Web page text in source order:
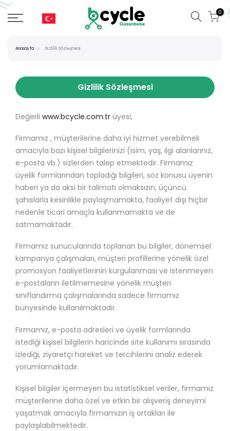
0
Anasayfa Gizlilik Sözleşmesi
Gizlilik Sözleşmesi
Değerli www.bcycle.com.tr üyesi,
Firmamız , müşterilerine daha iyi hizmet verebilmek
amacıyla bazı kişisel bilgilerinizi (isim, yaş, ilgi alanlarınız,
e-posta vb.) sizlerden talep etmektedir. Firmamız
üyelik formlarından topladığı bilgileri, söz konusu üyenin
haberi ya da aksi bir talimatı olmaksızın, üçüncü
şahıslarla kesinlikle paylaşmamakta, faaliyet dışı hiçbir
nedenle ticari amaçla kullanmamakta ve de
satmamaktadır.
Firmamız sunucularında toplanan bu bilgiler, dönemsel
kampanya çalışmaları, müşteri profillerine yönelik özel
promosyon faaliyetlerinin kurgulanması ve istenmeyen
e-postaların iletilmemesine yönelik müşteri
sınıflandırma çalışmalarında sadece firmamız
bünyesinde kullanılmaktadır.
Firmamız, e-posta adresleri ve üyelik formlarında
istediği kişisel bilgilerin haricinde site kullanımı sırasında
izlediği, ziyaretçi hareket ve tercihlerini analiz ederek
yorumlamaktadır.
Kişisel bilgiler içermeyen bu istatistiksel veriler, firmamız
müşterilerine daha özel ve etkin bir alışveriş deneyimi
yaşatmak amacıyla firmamızın iş ortakları ile
paylaşılabilmektedir.